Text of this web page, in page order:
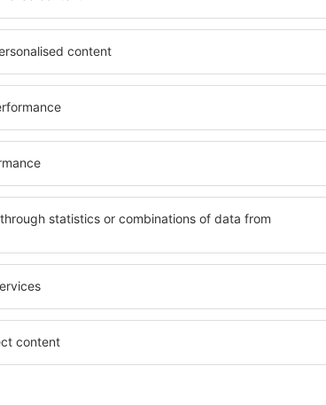
astfel
sale.
preferați
puteți
Selectați
de plată
atât
departe
lungă
vizitaţi şi
și
de
O varietate de servicii și o
elementele cheie ale unui
bune hoteluri din Deudesfeld
pentru servicii și o gamă
cazare cu standarde ridicate
apropiere de principalele
folosi parcarea gratuită și pot
care să corespundă perfect
cu standarde ȋnalte să ofere
precum spa și fitness, și
cazare în Deudesfeld este o
familii și persoane aflate în
companii care doresc să
folosind
locuri de
Ce fel de facilităţi
Hotelurile în Deudesfeld au